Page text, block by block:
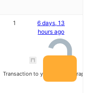
Transaction to you.NEXT =>
1
6 days, 13
hours ago